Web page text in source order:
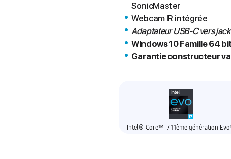
SonicMaster
Webcam IR intégrée
Adaptateur USB-C vers
Windows 10 Famille 64
Garantie constructeur
Intel® Core™ i7 11ème génération